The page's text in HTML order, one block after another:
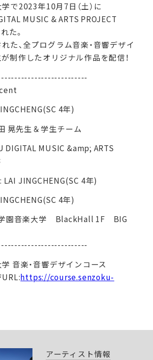
で2023年10月7日（土）に
MUSIC & ARTS PROJECT
た。
た、全プログラム音楽・音響デザイ
制作したオリジナル作品を配信！
4年)
晃先生＆学生チーム
DIGITAL MUSIC &amp; ARTS
LAI JINGCHENG(SC 4年)
4年)
園音楽大学 BlackHall 1F BIG
音楽・音響デザインコース
https://course.senzoku-
アーティスト情報